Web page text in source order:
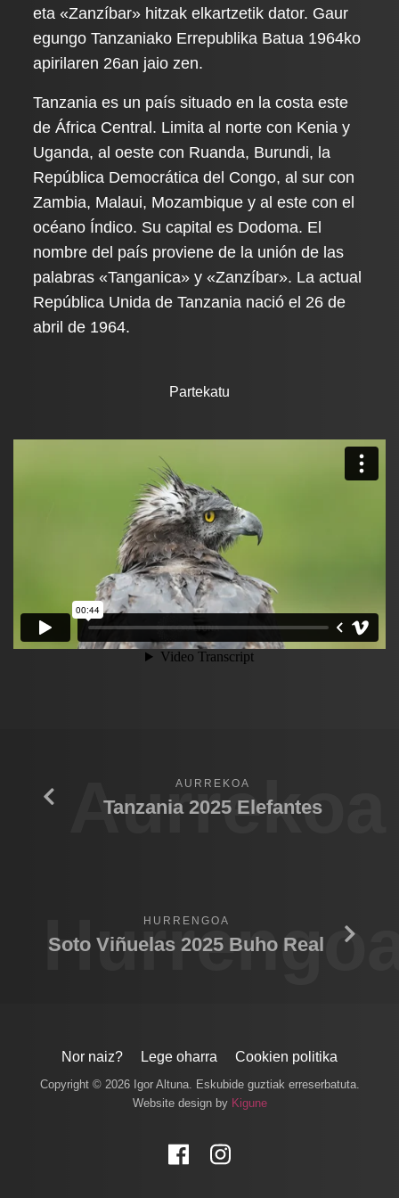
eta «Zanzíbar» hitzak elkartzetik dator. Gaur
egungo Tanzaniako Errepublika Batua 1964ko
apirilaren 26an jaio zen.
Tanzania es un país situado en la costa este
de África Central. Limita al norte con Kenia y
Uganda, al oeste con Ruanda, Burundi, la
República Democrática del Congo, al sur con
Zambia, Malaui, Mozambique y al este con el
océano Índico. Su capital es Dodoma. El
nombre del país proviene de la unión de las
palabras «Tanganica» y «Zanzíbar». La actual
República Unida de Tanzania nació el 26 de
abril de 1964.
Partekatu
Aurrekoa
AURREKOA
Tanzania 2025 Elefantes
HURRENGOA
Soto Viñuelas 2025 Buho Real
Nor naiz? Lege oharra Cookien politika
Copyright © 2026 Igor Altuna. Eskubide guztiak erreserbatuta.
Website design by Kigune
Facebook
Instagram